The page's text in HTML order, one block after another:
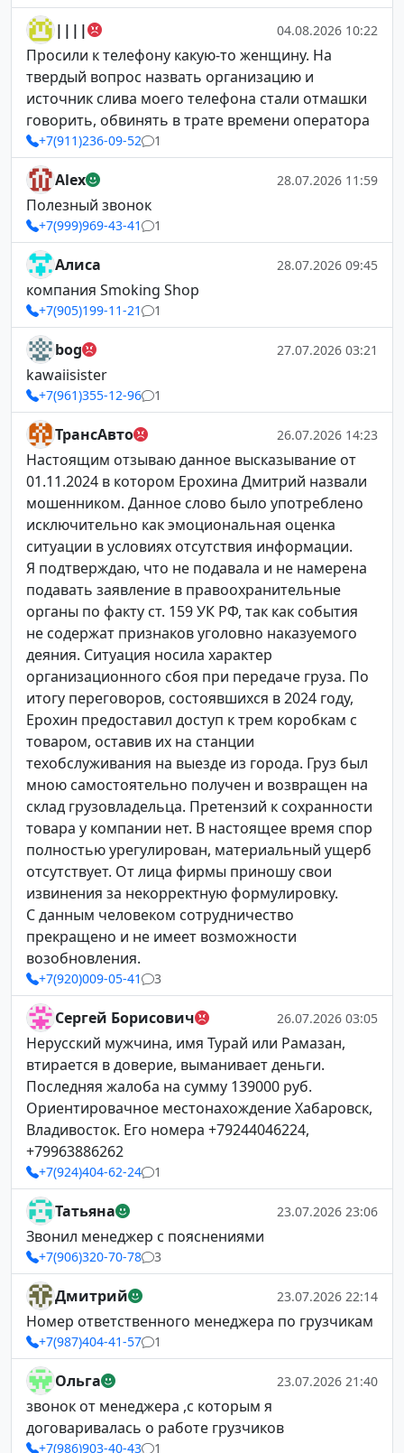
|||| 04.08.2026 10:22
Просили к телефону какую-то женщину. На
твердый вопрос назвать организацию и
источник слива моего телефона стали отмашки
говорить, обвинять в трате времени оператора
+7(911)236-09-52 1
Alex 28.07.2026 11:59
Полезный звонок
+7(999)969-43-41 1
Алиса 28.07.2026 09:45
компания Smoking Shop
+7(905)199-11-21 1
bog 27.07.2026 03:21
kawaiisister
+7(961)355-12-96 1
ТрансАвто 26.07.2026 14:23
Настоящим отзываю данное высказывание от
01.11.2024 в котором Ерохина Дмитрий назвали
мошенником. Данное слово было употреблено
исключительно как эмоциональная оценка
ситуации в условиях отсутствия информации.
Я подтверждаю, что не подавала и не намерена
подавать заявление в правоохранительные
органы по факту ст. 159 УК РФ, так как события
не содержат признаков уголовно наказуемого
деяния. Ситуация носила характер
организационного сбоя при передаче груза. По
итогу переговоров, состоявшихся в 2024 году,
Ерохин предоставил доступ к трем коробкам с
товаром, оставив их на станции
техобслуживания на выезде из города. Груз был
мною самостоятельно получен и возвращен на
склад грузовладельца. Претензий к сохранности
товара у компании нет. В настоящее время спор
полностью урегулирован, материальный ущерб
отсутствует. От лица фирмы приношу свои
извинения за некорректную формулировку.
С данным человеком сотрудничество
прекращено и не имеет возможности
возобновления.
+7(920)009-05-41 3
Сергей Борисович 26.07.2026 03:05
Нерусский мужчина, имя Турай или Рамазан,
втирается в доверие, выманивает деньги.
Последняя жалоба на сумму 139000 руб.
Ориентировачное местонахождение Хабаровск,
Владивосток. Его номера +79244046224,
+79963886262
+7(924)404-62-24 1
Татьяна 23.07.2026 23:06
Звонил менеджер с пояснениями
+7(906)320-70-78 3
Дмитрий 23.07.2026 22:14
Номер ответственного менеджера по грузчикам
+7(987)404-41-57 1
Ольга 23.07.2026 21:40
звонок от менеджера ,с которым я
договаривалась о работе грузчиков
+7(986)903-40-43 1